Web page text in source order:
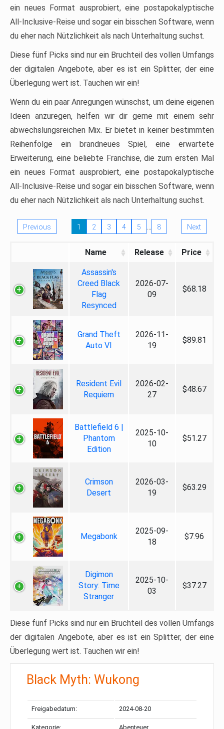
ein neues Format ausprobiert, eine postapokalyptische
All-Inclusive-Reise und sogar ein bisschen Software, wenn
du eher nach Nützlichkeit als nach Unterhaltung suchst.
Diese fünf Picks sind nur ein Bruchteil des vollen Umfangs
der digitalen Angebote, aber es ist ein Splitter, der eine
Überlegung wert ist. Tauchen wir ein!
Wenn du ein paar Anregungen wünschst, um deine eigenen
Ideen anzuregen, helfen wir dir gerne mit einem sehr
abwechslungsreichen Mix. Er bietet in keiner bestimmten
Reihenfolge ein brandneues Spiel, eine erwartete
Erweiterung, eine beliebte Franchise, die zum ersten Mal
ein neues Format ausprobiert, eine postapokalyptische
All-Inclusive-Reise und sogar ein bisschen Software, wenn
du eher nach Nützlichkeit als nach Unterhaltung suchst.
Previous 1 2 3 4 5 … 8 Next
Name Release Price
Assassin's
Creed Black
Flag
Resynced
2026-07-
09
$68.18
Grand Theft
Auto VI
2026-11-
19
$89.81
Resident Evil
Requiem
2026-02-
27
$48.67
Battlefield 6 |
Phantom
Edition
2025-10-
10
$51.27
Crimson
Desert
2026-03-
19
$63.29
Megabonk
2025-09-
18
$7.96
Digimon
Story: Time
Stranger
2025-10-
03
$37.27
Diese fünf Picks sind nur ein Bruchteil des vollen Umfangs
der digitalen Angebote, aber es ist ein Splitter, der eine
Überlegung wert ist. Tauchen wir ein!
Black Myth: Wukong
Freigabedatum: 2024-08-20
Kategorie: Abenteuer